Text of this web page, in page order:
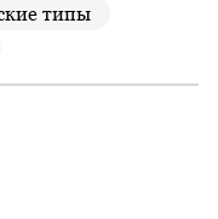
типы